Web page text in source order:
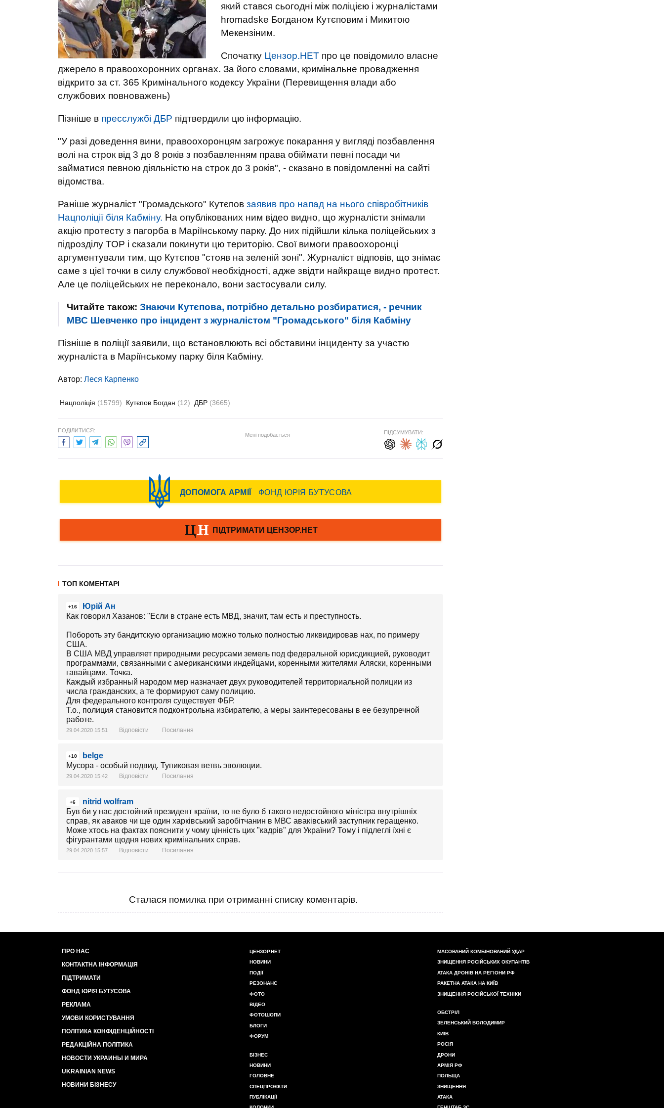
який стався сьогодні між поліцією і журналістами
hromadske Богданом Кутєповим і Микитою
Мекензіним.
Спочатку Цензор.НЕТ про це повідомило власне
джерело в правоохоронних органах. За його словами, кримінальне провадження
відкрито за ст. 365 Кримінального кодексу України (Перевищення влади або
службових повноважень)
Пізніше в пресслужбі ДБР підтвердили цю інформацію.
"У разі доведення вини, правоохоронцям загрожує покарання у вигляді позбавлення
волі на строк від 3 до 8 років з позбавленням права обіймати певні посади чи
займатися певною діяльністю на строк до 3 років", - сказано в повідомленні на сайті
відомства.
Раніше журналіст "Громадського" Кутєпов заявив про напад на нього співробітників
Нацполіції біля Кабміну. На опублікованих ним відео видно, що журналісти знімали
акцію протесту з пагорба в Маріїнському парку. До них підійшли кілька поліцейських з
підрозділу ТОР і сказали покинути цю територію. Свої вимоги правоохоронці
аргументували тим, що Кутєпов "стояв на зеленій зоні". Журналіст відповів, що знімає
саме з цієї точки в силу службової необхідності, адже звідти найкраще видно протест.
Але це поліцейських не переконало, вони застосували силу.
Читайте також: Знаючи Кутєпова, потрібно детально розбиратися, - речник
МВС Шевченко про інцидент з журналістом "Громадського" біля Кабміну
Пізніше в поліції заявили, що встановлюють всі обставини інциденту за участю
журналіста в Маріїнському парку біля Кабміну.
Автор: Леся Карпенко
Нацполіція (15799) Кутєпов Богдан (12) ДБР (3665)
ПОДІЛИТИСЯ:
Мені подобається ПІДСУМУВАТИ:
ТОП КОМЕНТАРІ
+16
Юрій Ан
Как говорил Хазанов: "Если в стране есть МВД, значит, там есть и преступность.
Побороть эту бандитскую организацию можно только полностью ликвидировав нах, по примеру
США.
В США МВД управляет природными ресурсами земель под федеральной юрисдикцией, руководит
программами, связанными с американскими индейцами, коренными жителями Аляски, коренными
гавайцами. Точка.
Каждый избранный народом мер назначает двух руководителей территориальной полиции из
числа гражданских, а те формируют саму полицию.
Для федерального контроля существует ФБР.
Т.о., полиция становится подконтрольна избирателю, а меры заинтересованы в ее безупречной
работе.
29.04.2020 15:51 Відповісти Посилання
+10
belge
Мусора - особый подвид. Тупиковая ветвь эволюции.
29.04.2020 15:42 Відповісти Посилання
+6
nitrid wolfram
Був би у нас достойний президент країни, то не було б такого недостойного міністра внутрішніх
справ, як аваков чи ще один харківський заробітчанин в МВС аваківський заступник геращенко.
Може хтось на фактах пояснити у чому цінність цих "кадрів" для України? Тому і підлеглі їхні є
фігурантами щодня нових кримінальних справ.
29.04.2020 15:57 Відповісти Посилання
Сталася помилка при отриманні списку коментарів.
ПРО НАС
КОНТАКТНА ІНФОРМАЦІЯ
ПІДТРИМАТИ
ФОНД ЮРІЯ БУТУСОВА
РЕКЛАМА
УМОВИ КОРИСТУВАННЯ
ПОЛІТИКА КОНФІДЕНЦІЙНОСТІ
РЕДАКЦІЙНА ПОЛІТИКА
НОВОСТИ УКРАИНЫ И МИРА
UKRAINIAN NEWS
НОВИНИ БІЗНЕСУ
ЦЕНЗОР.НЕТ
НОВИНИ
ПОДІЇ
РЕЗОНАНС
ФОТО
ВІДЕО
ФОТОШОПИ
БЛОГИ
ФОРУМ
БІЗНЕС
НОВИНИ
ГОЛОВНЕ
СПЕЦПРОЄКТИ
ПУБЛІКАЦІЇ
МАСОВАНИЙ КОМБІНОВАНИЙ УДАР
ЗНИЩЕННЯ РОСІЙСЬКИХ ОКУПАНТІВ
АТАКА ДРОНІВ НА РЕГІОНИ РФ
РАКЕТНА АТАКА НА КИЇВ
ЗНИЩЕННЯ РОСІЙСЬКОЇ ТЕХНІКИ
ОБСТРІЛ
ЗЕЛЕНСЬКИЙ ВОЛОДИМИР
КИЇВ
РОСІЯ
ДРОНИ
АРМІЯ РФ
ПОЛЬЩА
ЗНИЩЕННЯ
АТАКА